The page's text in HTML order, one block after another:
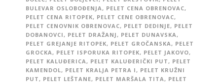
BULEVAR OSLOBOĐENJA , PELET CENA OBRENOVAC,
PELET CENA RITOPEK, PELET CENE OBRENOVAC,
PELET CENOVNIK OBRENOVAC, PELET DEDINJE, PELET
DOBANOVCI , PELET DRAŽANJ , PELET DUNAVSKA ,
PELET GREJANJE RITOPEK, PELET GROČANSKA , PELET
GROCKA , PELET ISPORUKA RITOPEK, PELET JAKOVO,
PELET KALUĐERICA , PELET KALUĐERIČKI PUT , PELET
KAMENDOL, PELET KRALJA PETRA I , PELET KRUŽNI
PUT , PELET LEŠTANE, PELET MARŠALA TITA , PELET